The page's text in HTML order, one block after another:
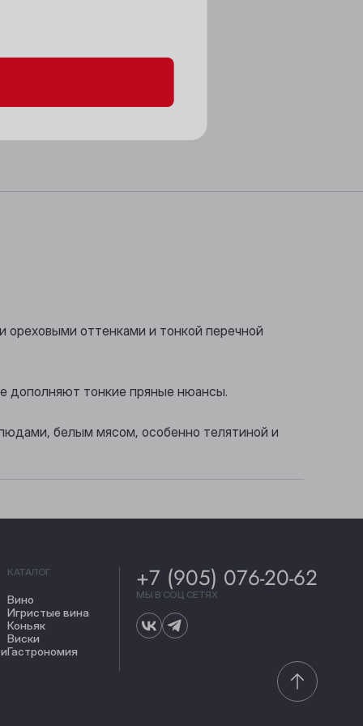
оттенками и тонкой перечной
дополняют тонкие пряные нюансы.
белым мясом, особенно телятиной и
КАТАЛОГ
Вино
Игристые вина
Коньяк
Виски
Гастрономия
+7 (905) 076-20-62
МЫ В СОЦ СЕТЯХ